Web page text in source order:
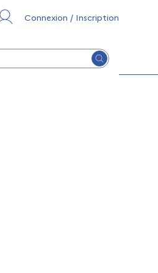
Connexion / Inscription
Lancer la